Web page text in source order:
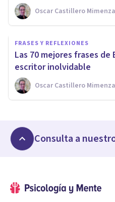
Oscar Castillero Mimenza
FRASES Y REFLEXIONES
Las 70 mejores frases de
escritor inolvidable
Oscar Castillero Mimenza
Consulta a